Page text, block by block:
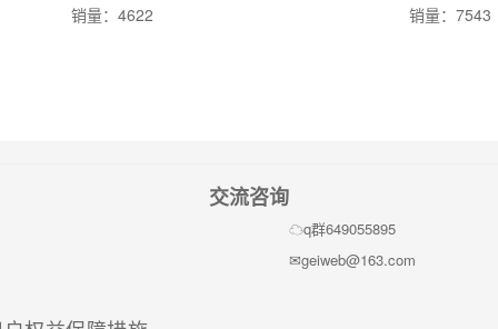
销量：4622
销量：7543
交流咨询
q群649055895
geiweb@163.com